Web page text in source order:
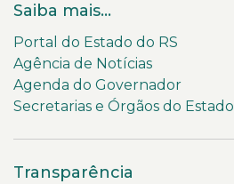
Saiba mais...
Portal do Estado do RS
Agência de Notícias
Agenda do Governador
Secretarias e Órgãos do Estado
Transparência